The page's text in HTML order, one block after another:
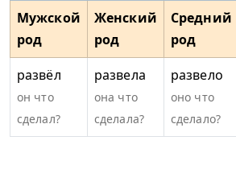
Мужской
род
Женский
род
Средний
род
развёл
он что
сделал?
развела
она что
сделала?
развело
оно что
сделало?